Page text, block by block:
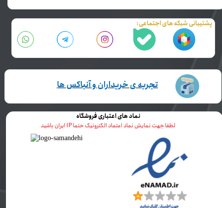
پشتیبانی شبکه های اجتماعی:
نماد های اعتباری فروشگاه
لطفا جهت نمایش نماد اعتماد الکترونیک حتما IP ایران باشید
تجربه ی خریداران و آنباکس ها